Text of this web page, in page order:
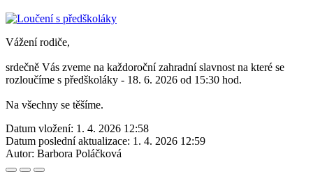
Vážení rodiče,
srdečně Vás zveme na každoroční zahradní slavnost na které se
rozloučíme s předškoláky - 18. 6. 2026 od 15:30 hod.
Na všechny se těšíme.
Datum vložení: 1. 4. 2026 12:58
Datum poslední aktualizace: 1. 4. 2026 12:59
Autor: Barbora Poláčková